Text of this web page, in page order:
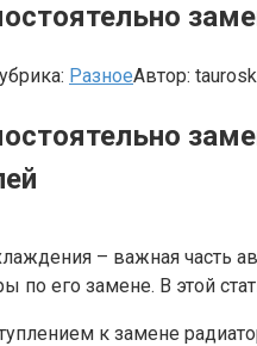
РазноеАвтор:
– важная часть
по его замене. В этой
к замене